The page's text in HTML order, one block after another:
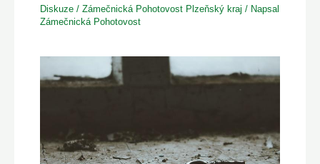
Diskuze /Zámečnická Pohotovost Plzeňský kraj / Napsal
Zámečnická Pohotovost